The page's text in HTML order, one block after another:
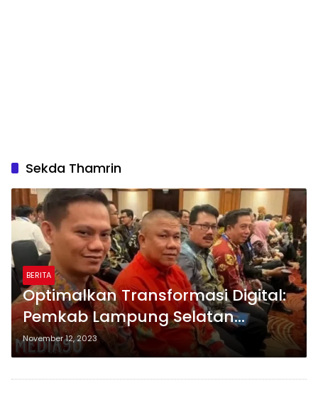
Sekda Thamrin
BERITA
Optimalkan Transformasi Digital:
Pemkab Lampung Selatan
Menyelenggarakan Rakorpusda
di Bali
November 12, 2023